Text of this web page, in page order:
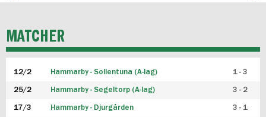
P19
F19
FUTSAL HERR
MATCHER
12/2 Hammarby - Sollentuna (A-lag) 1 - 3
25/2 Hammarby - Segeltorp (A-lag) 3 - 2
17/3 Hammarby - Djurgården 3 - 1